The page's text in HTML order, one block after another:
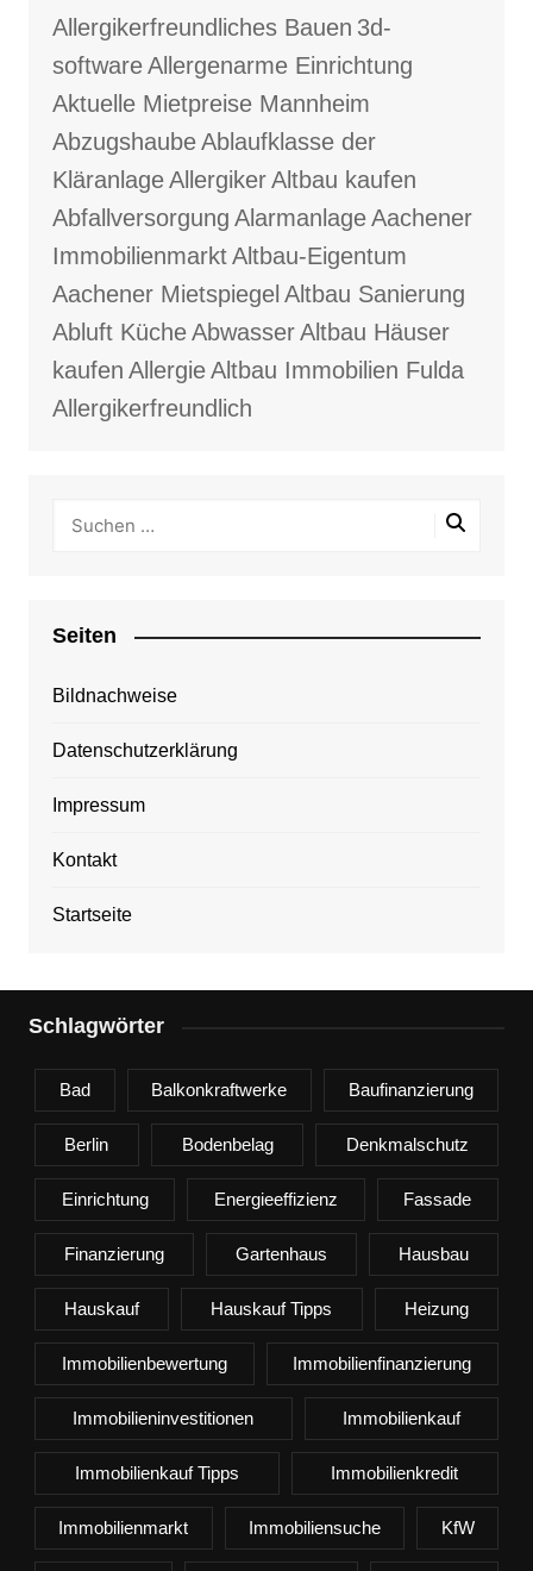
Allergikerfreundliches Bauen 3d-
softwareAllergenarme Einrichtung
Aktuelle Mietpreise Mannheim
AbzugshaubeAblaufklasse der
KläranlageAllergikerAltbau kaufen
Abfallversorgung AlarmanlageAachener
ImmobilienmarktAltbau-Eigentum
Aachener Mietspiegel Altbau Sanierung
Abluft KücheAbwasserAltbau Häuser
kaufen AllergieAltbau Immobilien Fulda
Allergikerfreundlich
Seiten
Bildnachweise
Datenschutzerklärung
Impressum
Kontakt
Startseite
Schlagwörter
Bad Balkonkraftwerke Baufinanzierung
Berlin Bodenbelag Denkmalschutz
Einrichtung Energieeffizienz Fassade
Finanzierung Gartenhaus Hausbau
Hauskauf Hauskauf Tipps Heizung
Immobilienbewertung Immobilienfinanzierung
Immobilieninvestitionen Immobilienkauf
Immobilienkauf Tipps Immobilienkredit
Immobilienmarkt Immobiliensuche KfW